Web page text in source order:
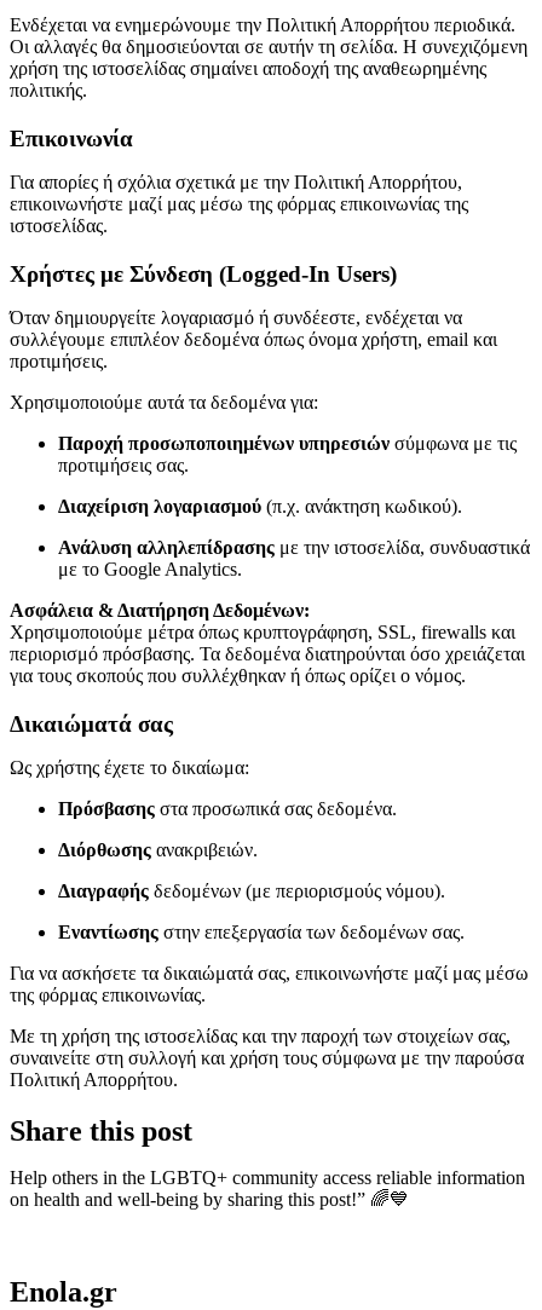
Ενδέχεται να ενημερώνουμε την Πολιτική Απορρήτου περιοδικά.
Οι αλλαγές θα δημοσιεύονται σε αυτήν τη σελίδα. Η συνεχιζόμενη
χρήση της ιστοσελίδας σημαίνει αποδοχή της αναθεωρημένης
πολιτικής.
Επικοινωνία
Για απορίες ή σχόλια σχετικά με την Πολιτική Απορρήτου,
επικοινωνήστε μαζί μας μέσω της φόρμας επικοινωνίας της
ιστοσελίδας.
Χρήστες με Σύνδεση (Logged-In Users)
Όταν δημιουργείτε λογαριασμό ή συνδέεστε, ενδέχεται να
συλλέγουμε επιπλέον δεδομένα όπως όνομα χρήστη, email και
προτιμήσεις.
Χρησιμοποιούμε αυτά τα δεδομένα για:
Παροχή προσωποποιημένων υπηρεσιών σύμφωνα με τις
προτιμήσεις σας.
Διαχείριση λογαριασμού (π.χ. ανάκτηση κωδικού).
Ανάλυση αλληλεπίδρασης με την ιστοσελίδα, συνδυαστικά
με το Google Analytics.
Ασφάλεια & Διατήρηση Δεδομένων:
Χρησιμοποιούμε μέτρα όπως κρυπτογράφηση, SSL, firewalls και
περιορισμό πρόσβασης. Τα δεδομένα διατηρούνται όσο χρειάζεται
για τους σκοπούς που συλλέχθηκαν ή όπως ορίζει ο νόμος.
Δικαιώματά σας
Ως χρήστης έχετε το δικαίωμα:
Πρόσβασης στα προσωπικά σας δεδομένα.
Διόρθωσης ανακριβειών.
Διαγραφής δεδομένων (με περιορισμούς νόμου).
Εναντίωσης στην επεξεργασία των δεδομένων σας.
Για να ασκήσετε τα δικαιώματά σας, επικοινωνήστε μαζί μας μέσω
της φόρμας επικοινωνίας.
Με τη χρήση της ιστοσελίδας και την παροχή των στοιχείων σας,
συναινείτε στη συλλογή και χρήση τους σύμφωνα με την παρούσα
Πολιτική Απορρήτου.
Share this post
Help others in the LGBTQ+ community access reliable information
on health and well-being by sharing this post!” 🌈💙
Enola.gr